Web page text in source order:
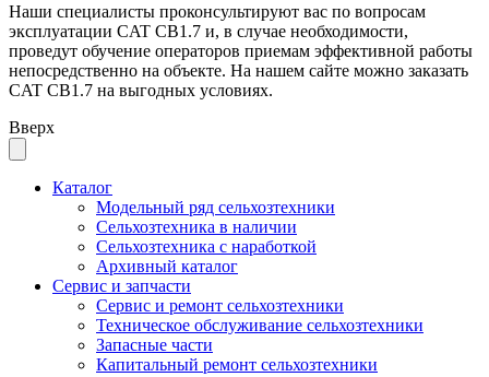
Наши специалисты проконсультируют вас по вопросам
эксплуатации CAT CB1.7 и, в случае необходимости,
проведут обучение операторов приемам эффективной работы
непосредственно на объекте. На нашем сайте можно заказать
CAT CB1.7 на выгодных условиях.
Вверх
Каталог
Модельный ряд сельхозтехники
Сельхозтехника в наличии
Сельхозтехника с наработкой
Архивный каталог
Сервис и запчасти
Сервис и ремонт сельхозтехники
Техническое обслуживание сельхозтехники
Запасные части
Капитальный ремонт сельхозтехники